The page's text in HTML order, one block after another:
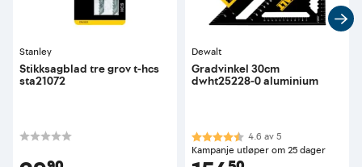
Stanley
Stikksagblad tre grov t-hcs
sta21072
Dewalt
Gradvinkel 30cm
dwht25228-0 aluminium
Karakter:4.6 av 5 mulige
4.6 av5
Kampanje utløper om 25 dager